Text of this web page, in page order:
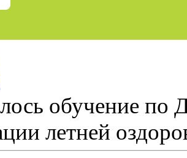
обучение
летней